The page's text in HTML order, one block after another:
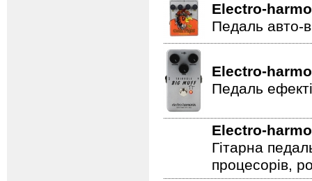
Electro-
Педаль авто-
Electro-
Педаль
Electro-
Гітарна
процесорів,